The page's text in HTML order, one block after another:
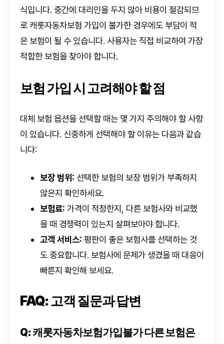
식입니다. 중간에 대리인을 두지 않아 비용이 절감되므
로 캐롯자동차보험 가입이 불가한 경우에도 부담이 적
은 보험이 될 수 있습니다. 사용자는 직접 비교하여 가장
적합한 보험을 찾아야 합니다.
보험 가입 시 고려해야 할 점
대체 보험 옵션을 선택할 때는 몇 가지 주의해야 할 사항
이 있습니다. 신중하게 선택해야 할 이유는 다음과 같습
니다:
보장 범위: 선택한 보험의 보장 범위가 부족하지
않은지 확인하세요.
보험료: 가격이 적정한지, 다른 보험사와 비교했
을 때 경쟁력이 있는지 살펴보아야 합니다.
고객 서비스: 평판이 좋은 보험사를 선택하는 것
도 중요합니다. 보험사에 문제가 생겼을 때 대응이
빠른지 확인해 보세요.
FAQ: 고객 질문과 답변
Q: 캐롯자동차보험가입불가 다른 보험은